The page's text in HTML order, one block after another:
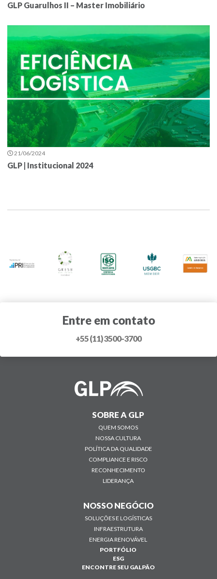
GLP Guarulhos II – Master Imobiliário
21/06/2024
GLP | Institucional 2024
Entre em contato
+55 (11) 3500-3700
SOBRE A GLP
QUEM SOMOS
NOSSA CULTURA
POLÍTICA DA QUALIDADE
COMPLIANCE E RISCO
RECONHECIMENTO
LIDERANÇA
NOSSO NEGÓCIO
SOLUÇÕES E LOGÍSTICAS
INFRAESTRUTURA
ENERGIA RENOVÁVEL
PORTFÓLIO
ESG
ENCONTRE SEU GALPÃO